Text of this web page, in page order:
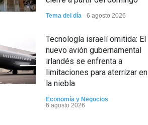
Tema del día 6 agosto 2026
Tecnología israelí omitida: El
nuevo avión gubernamental
irlandés se enfrenta a
limitaciones para aterrizar en
la niebla
Economía y Negocios
6 agosto 2026